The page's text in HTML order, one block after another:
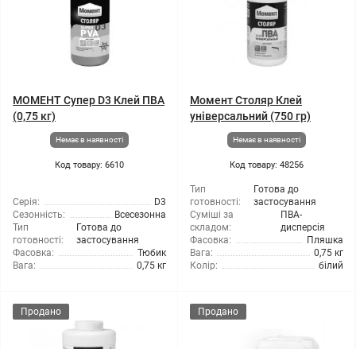
МОМЕНТ Супер D3 Клей ПВА
(0,75 кг)
Немає в наявності
Код товару: 6610
Серія:
D3
Сезонність:
Всесезонна
Тип
готовності:
Готова до
застосування
Фасовка:
Тюбик
Вага:
0,75 кг
Момент Столяр Клей
універсальний (750 гр)
Немає в наявності
Код товару: 48256
Тип
готовності:
Готова до
застосування
Суміші за
складом:
ПВА-
дисперсія
Фасовка:
Пляшка
Вага:
0,75 кг
Колір:
білий
Продано Продано